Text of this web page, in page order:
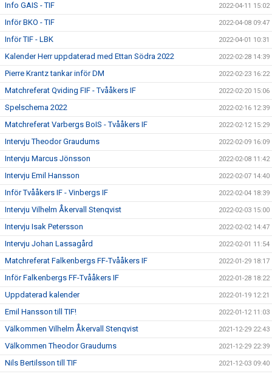
Info GAIS - TIF 2022-04-11 15:02
Inför BKO - TIF 2022-04-08 09:47
Inför TIF - LBK 2022-04-01 10:31
Kalender Herr uppdaterad med Ettan Södra 2022 2022-02-28 14:39
Pierre Krantz tankar inför DM 2022-02-23 16:22
Matchreferat Qviding FIF - Tvååkers IF 2022-02-20 15:06
Spelschema 2022 2022-02-16 12:39
Matchreferat Varbergs BoIS - Tvååkers IF 2022-02-12 15:29
Intervju Theodor Graudums 2022-02-09 16:09
Intervju Marcus Jönsson 2022-02-08 11:42
Intervju Emil Hansson 2022-02-07 14:40
Inför Tvååkers IF - Vinbergs IF 2022-02-04 18:39
Intervju Vilhelm Åkervall Stenqvist 2022-02-03 15:00
Intervju Isak Petersson 2022-02-02 14:47
Intervju Johan Lassagård 2022-02-01 11:54
Matchreferat Falkenbergs FF-Tvååkers IF 2022-01-29 18:17
Inför Falkenbergs FF-Tvååkers IF 2022-01-28 18:22
Uppdaterad kalender 2022-01-19 12:21
Emil Hansson till TIF! 2022-01-12 11:03
Välkommen Vilhelm Åkervall Stenqvist 2021-12-29 22:43
Välkommen Theodor Graudums 2021-12-29 22:39
Nils Bertilsson till TIF 2021-12-03 09:40